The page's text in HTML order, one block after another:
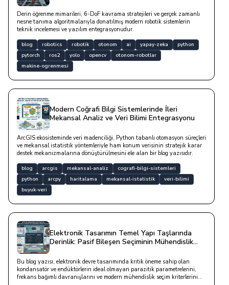
Derin öğrenme mimarileri, 6-DoF kavrama stratejileri ve gerçek zamanlı
nesne tanıma algoritmalarıyla donatılmış modern robotik sistemlerin
teknik incelemesi ve yazılım entegrasyonudur.
blog robotics robotik otonom ai yapay-zeka
python
pytorch
ros2 yolo opencv
otonom-robotlar
makine-ogrenmesi
Modern Coğrafi Bilgi Sistemlerinde İleri
Mekansal Analiz ve Veri Bilimi Entegrasyonu
ArcGIS ekosisteminde veri madenciliği, Python tabanlı otomasyon süreçleri
ve mekansal istatistik yöntemleriyle ham konum verisinin stratejik karar
destek mekanizmalarına dönüştürülmesini ele alan bir blog yazısıdır.
blog arcgis mekansal-analiz
cografi-bilgi-sistemleri
python
arcpy haritalama mekansal-istatistik
veri-bilimi
buyuk-veri
Elektronik Tasarımın Temel Yapı Taşlarında
Derinlik: Pasif Bileşen Seçiminin Mühendislik
Bu blog yazısı, elektronik devre tasarımında kritik öneme sahip olan
kondansatör ve endüktörlerin ideal olmayan parazitik parametrelerini,
frekans bağımlı davranışlarını ve modern mühendislik seçim kriterlerini